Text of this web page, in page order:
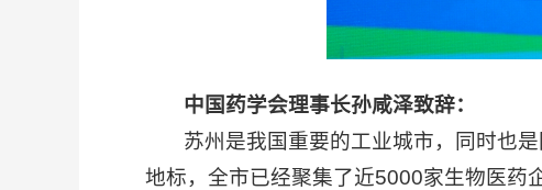
中国药学会理事长孙咸泽致辞：
苏州是我国重要的工业城市，同时也是
地标，全市已经聚集了近5000家生物医药